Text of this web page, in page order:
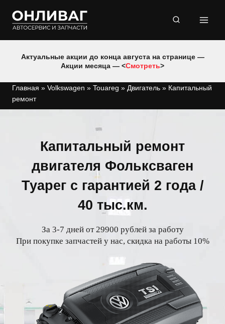
содержимому
Актуальные акции до конца августа на странице —
Акции месяца — <Смотреть>
Главная » Volkswagen » Touareg » Двигатель » Капитальный
ремонт
Капитальный ремонт
двигателя Фольксваген
Туарег с гарантией 2 года /
40 тыс.км.
За 3-7 дней от 29900 рублей за работу
При покупке запчастей у нас, скидка на работы 10%
Петергофское